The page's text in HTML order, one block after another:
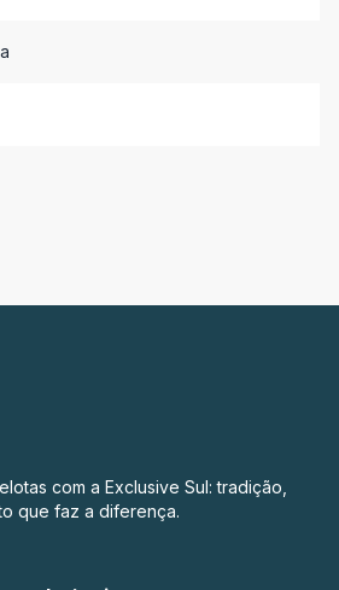
com a Exclusive Sul: tradição,
que faz a diferença.